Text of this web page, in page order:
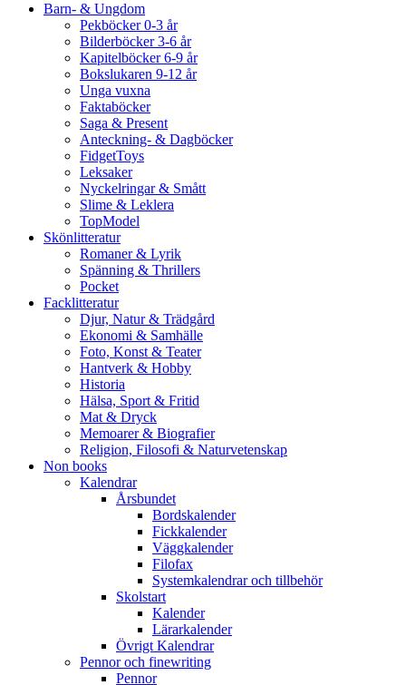
Barn- & Ungdom
Pekböcker 0-3 år
Bilderböcker 3-6 år
Kapitelböcker 6-9 år
Bokslukaren 9-12 år
Unga vuxna
Faktaböcker
Saga & Present
Anteckning- & Dagböcker
FidgetToys
Leksaker
Nyckelringar & Smått
Slime & Leklera
TopModel
Skönlitteratur
Romaner & Lyrik
Spänning & Thrillers
Pocket
Facklitteratur
Djur, Natur & Trädgård
Ekonomi & Samhälle
Foto, Konst & Teater
Hantverk & Hobby
Historia
Hälsa, Sport & Fritid
Mat & Dryck
Memoarer & Biografier
Religion, Filosofi & Naturvetenskap
Non books
Kalendrar
Årsbundet
Bordskalender
Fickkalender
Väggkalender
Filofax
Systemkalendrar och tillbehör
Skolstart
Kalender
Lärarkalender
Övrigt Kalendrar
Pennor och finewriting
Pennor